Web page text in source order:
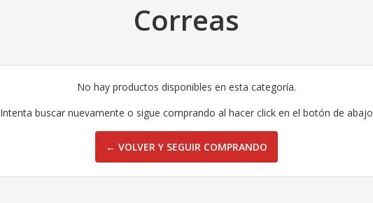
Correas
No hay productos disponibles en esta categoría.
Intenta buscar nuevamente o sigue comprando al hacer click en el botón de abajo
← VOLVER Y SEGUIR COMPRANDO